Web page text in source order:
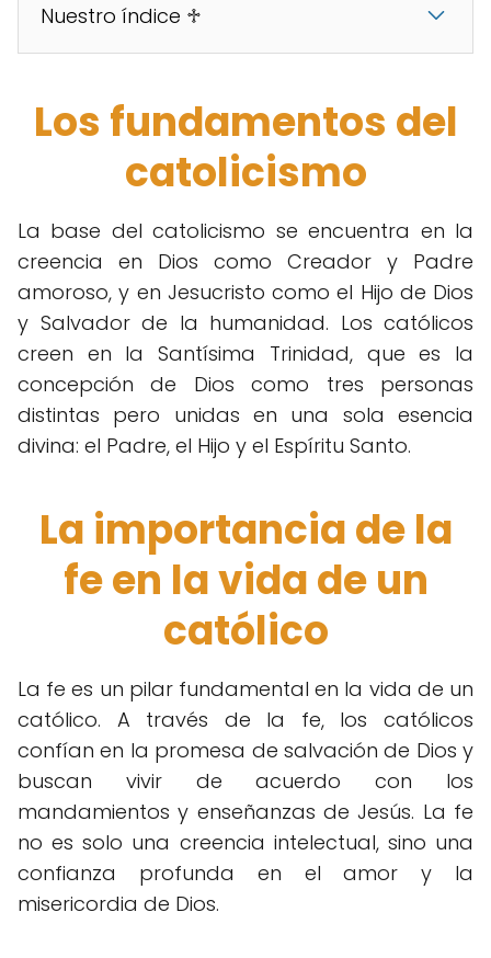
Nuestro índice ♱
Los fundamentos del
catolicismo
La base del catolicismo se encuentra en la
creencia en Dios como Creador y Padre
amoroso, y en Jesucristo como el Hijo de Dios
y Salvador de la humanidad. Los católicos
creen en la Santísima Trinidad, que es la
concepción de Dios como tres personas
distintas pero unidas en una sola esencia
divina: el Padre, el Hijo y el Espíritu Santo.
La importancia de la
fe en la vida de un
católico
La fe es un pilar fundamental en la vida de un
católico. A través de la fe, los católicos
confían en la promesa de salvación de Dios y
buscan vivir de acuerdo con los
mandamientos y enseñanzas de Jesús. La fe
no es solo una creencia intelectual, sino una
confianza profunda en el amor y la
misericordia de Dios.